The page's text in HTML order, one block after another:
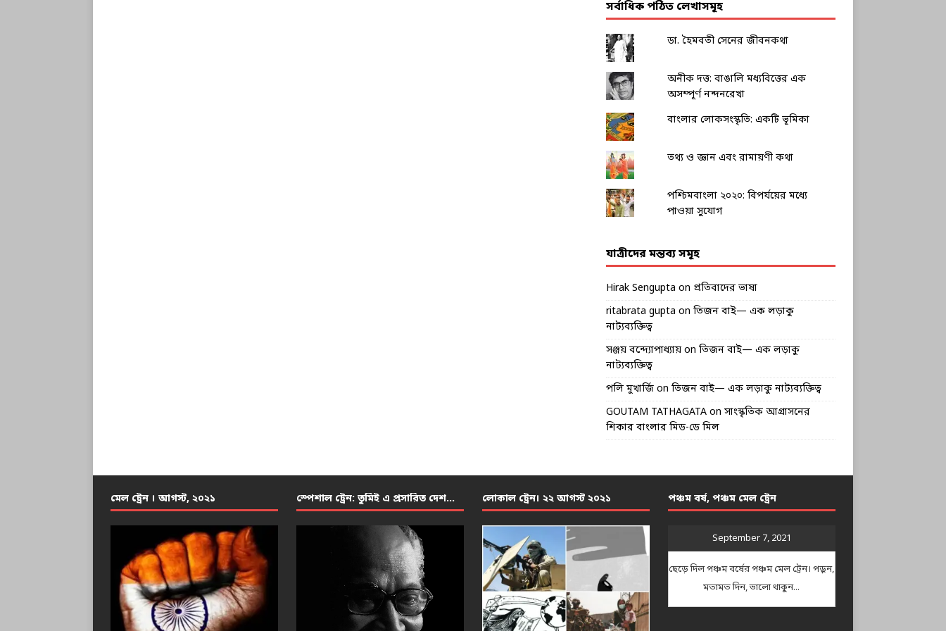
সর্বাধিক পঠিত লেখাসমূহ
ডা. হৈমবতী সেনের জীবনকথা
অনীক দত্ত: বাঙালি মধ্যবিত্তের এক
অসম্পূর্ণ নন্দনরেখা
বাংলার লোকসংস্কৃতি: একটি ভূমিকা
তথ্য ও জ্ঞান এবং রামায়ণী কথা
পশ্চিমবাংলা ২০২০: বিপর্যয়ের মধ্যে
পাওয়া সুযোগ
যাত্রীদের মন্তব্য সমূহ
Hirak Sengupta on প্রতিবাদের ভাষা
ritabrata gupta on তিজন বাই— এক লড়াকু
নাট্যব্যক্তিত্ব
সঞ্জয় বন্দ্যোপাধ্যায়on তিজন বাই— এক লড়াকু
নাট্যব্যক্তিত্ব
পলি মুখার্জিon তিজন বাই— এক লড়াকু নাট্যব্যক্তিত্ব
GOUTAM TATHAGATAon সাংস্কৃতিক আগ্রাসনের
শিকার বাংলার মিড-ডে মিল
মেল ট্রেন । আগস্ট, ২০২১ স্পেশাল ট্রেন: তুমিই এ প্রসারিত দেশ… লোকাল ট্রেন। ২২ আগস্ট ২০২১ পঞ্চম বর্ষ, পঞ্চম মেল ট্রেন
September 7, 2021
ছেড়ে দিল পঞ্চম বর্ষের পঞ্চম মেল ট্রেন। পড়ুন,
মতামত দিন, ভালো থাকুন...